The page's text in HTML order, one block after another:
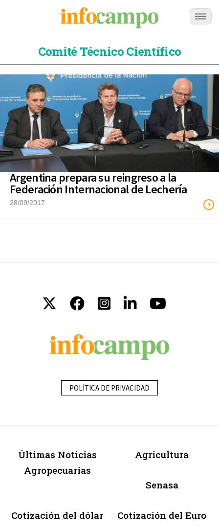
Comité Técnico Científico
Argentina prepara su reingreso a la
Federación Internacional de Lechería
28/09/2017
POLÍTICA DE PRIVACIDAD
Últimas Noticias
Agropecuarias
Agricultura
Senasa
Cotización del dólar Cotización del Euro